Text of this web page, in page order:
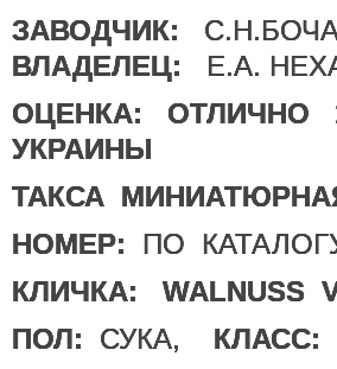
ЗАВОДЧИК:
ВЛАДЕЛЕЦ: Е.А.
ОЦЕНКА:
УКРАИНЫ
ТАКСА
НОМЕР: ПО
КЛИЧКА:
WALNUSS
ПОЛ: СУКА, КЛАСС: